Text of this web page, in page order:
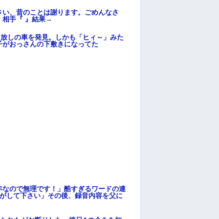
、昔のことは謝ります。ごめんなさ
相手『 』結果→
しの車を発見。しかも「ヒィ～」みた
おっさんの下敷きになってた
ので無理です！」酷すぎるワードの連
して下さい」その後、録音内容を父に